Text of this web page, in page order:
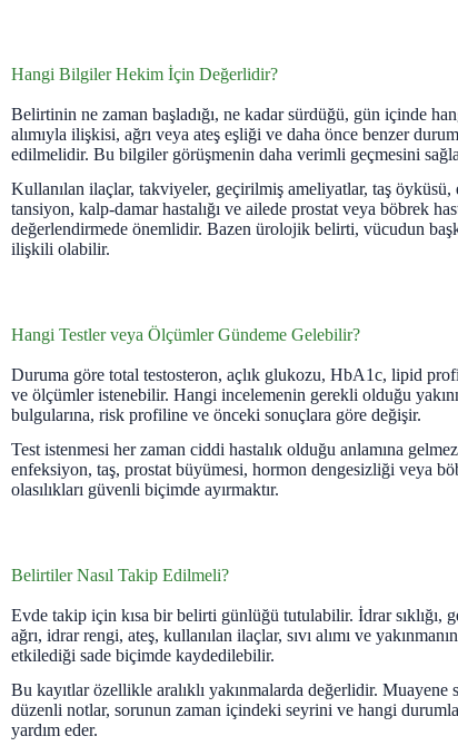
Hangi Bilgiler Hekim İçin Değerlidir?
Belirtinin ne zaman başladığı, ne kadar sürdüğü, gün içinde
alımıyla ilişkisi, ağrı veya ateş eşliği ve daha önce benzer
edilmelidir. Bu bilgiler görüşmenin daha verimli geçmesini
Kullanılan ilaçlar, takviyeler, geçirilmiş ameliyatlar, taş öyküsü,
tansiyon, kalp-damar hastalığı ve ailede prostat veya böbrek
değerlendirmede önemlidir. Bazen ürolojik belirti, vücudun
ilişkili olabilir.
Hangi Testler veya Ölçümler Gündeme Gelebilir?
Duruma göre total testosteron, açlık glukozu, HbA1c, lipid
ve ölçümler istenebilir. Hangi incelemenin gerekli olduğu
bulgularına, risk profiline ve önceki sonuçlara göre değişir.
Test istenmesi her zaman ciddi hastalık olduğu anlamına
enfeksiyon, taş, prostat büyümesi, hormon dengesizliği veya
olasılıkları güvenli biçimde ayırmaktır.
Belirtiler Nasıl Takip Edilmeli?
Evde takip için kısa bir belirti günlüğü tutulabilir. İdrar sıklığı,
ağrı, idrar rengi, ateş, kullanılan ilaçlar, sıvı alımı ve
etkilediği sade biçimde kaydedilebilir.
Bu kayıtlar özellikle aralıklı yakınmalarda değerlidir. Muayene
düzenli notlar, sorunun zaman içindeki seyrini ve hangi
yardım eder.